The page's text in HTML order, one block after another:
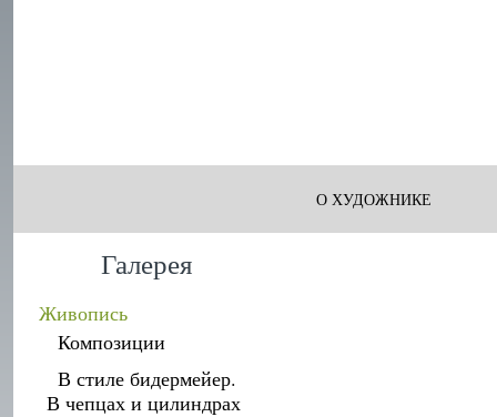
О ХУДОЖНИКЕ
Галерея
Живопись
Композиции
В стиле бидермейер.
В чепцах и цилиндрах